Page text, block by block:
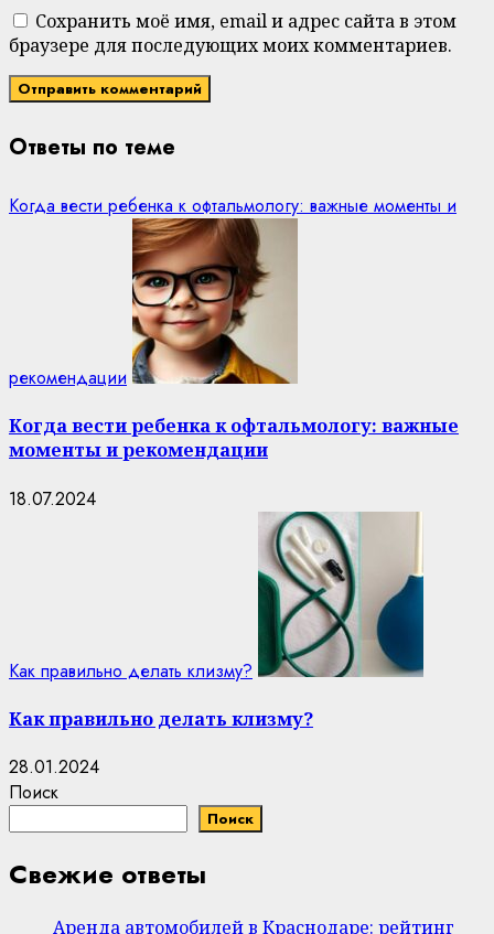
Сохранить моё имя, email и адрес сайта в этом
браузере для последующих моих комментариев.
Ответы по теме
Когда вести ребенка к офтальмологу: важные моменты и
рекомендации
Когда вести ребенка к офтальмологу: важные
моменты и рекомендации
18.07.2024
Как правильно делать клизму?
Как правильно делать клизму?
28.01.2024
Поиск
Поиск
Свежие ответы
Аренда автомобилей в Краснодаре: рейтинг